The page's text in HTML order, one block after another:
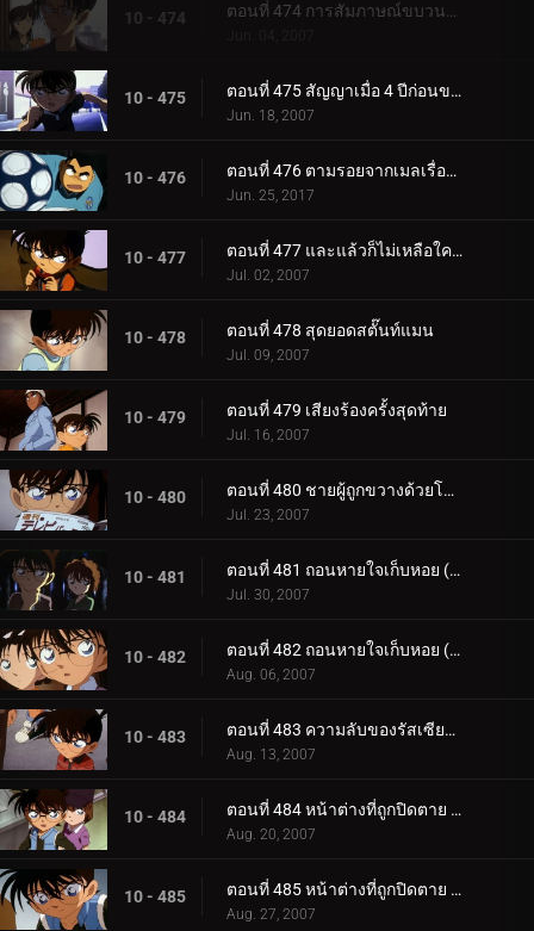
10 - 474 ตอนที่ 474 การสัมภาษณ์ขบวนการนักสืบเยาวชน (ตอนจบ)
Jun. 04, 2007
10 - 475 ตอนที่ 475 สัญญาเมื่อ 4 ปีก่อนของอุเอโตะ อายะ กับ ชินอิจิ
Jun. 18, 2007
10 - 476 ตอนที่ 476 ตามรอยจากเมลเรื่องปลา
Jun. 25, 2017
10 - 477 ตอนที่ 477 และแล้วก็ไม่เหลือใครอีกเลย
Jul. 02, 2007
10 - 478 ตอนที่ 478 สุดยอดสตั๊นท์แมน
Jul. 09, 2007
10 - 479 ตอนที่ 479 เสียงร้องครั้งสุดท้าย
Jul. 16, 2007
10 - 480 ตอนที่ 480 ชายผู้ถูกขวางด้วยโครงเหล็ก
Jul. 23, 2007
10 - 481 ตอนที่ 481 ถอนหายใจเก็บหอย (ตอนแรก)
Jul. 30, 2007
10 - 482 ตอนที่ 482 ถอนหายใจเก็บหอย (ตอนจบ)
Aug. 06, 2007
10 - 483 ตอนที่ 483 ความลับของรัสเซียน บลู
Aug. 13, 2007
10 - 484 ตอนที่ 484 หน้าต่างที่ถูกปิดตาย (ตอนแรก)
Aug. 20, 2007
10 - 485 ตอนที่ 485 หน้าต่างที่ถูกปิดตาย (ตอนจบ)
Aug. 27, 2007